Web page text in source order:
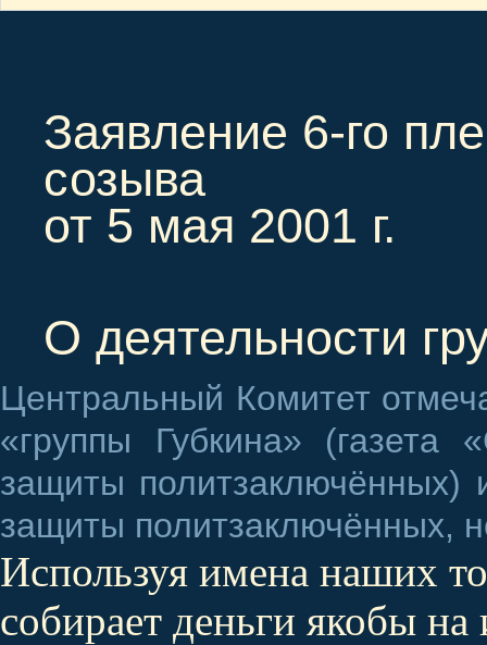
Заявление 6-го
созыва
от 5 мая 2001 г.
О деятельности
Центральный Комитет
«группы Губкина» (газета
защиты политзаключённых)
защиты политзаключённых,
Используя имена наших
собирает деньги якобы